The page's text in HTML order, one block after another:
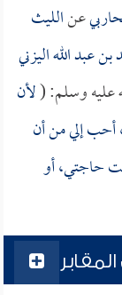
عنالليث
بن عبد الله اليزني
عليه وسلم: (لأن
إلي من أن
حاجتي، أو